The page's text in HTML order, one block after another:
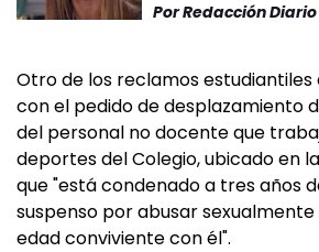
PorRedacción
Otro de los reclamos
con el pedido de desplazamiento
del personal no docente que
deportes del Colegio, ubicado en
que "está condenado a tres años
suspenso por abusar
edad conviviente con él".